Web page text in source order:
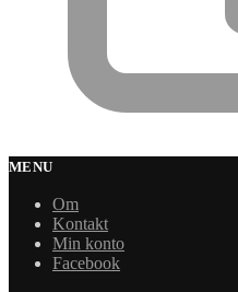
MENU
Om
Kontakt
Min konto
Facebook